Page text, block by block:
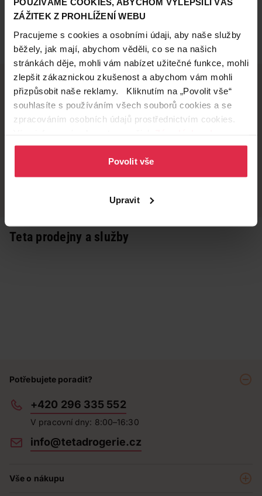
ZÁŽITEK Z PROHLÍŽENÍ WEBU
Pracujeme s cookies a osobními údaji, aby naše služby
běžely, jak mají, abychom věděli, co se na našich
stránkách děje, mohli vám nabízet užitečné funkce, mohli
zlepšit zákaznickou zkušenost a abychom vám mohli
přizpůsobit naše reklamy. Kliknutím na „Povolit vše“
souhlasíte s používáním všech souborů cookies a se
zpracováním osobních údajů prostřednictvím cookies.
osobních údajů.
Povolit vše
Upravit
Doručení zdarma
při nákupu nad 1 200 Kč
Věrnostní slevy
ušetřete s Teta klubem
Vyzvednutí na
Široká síť prodejen
Teta prodejny a služby
Potřebujete poradit?
+420 296 335 552
V pracovní dny: 8:00–16:30
info@tetadrogerie.cz
Vše o nákupu